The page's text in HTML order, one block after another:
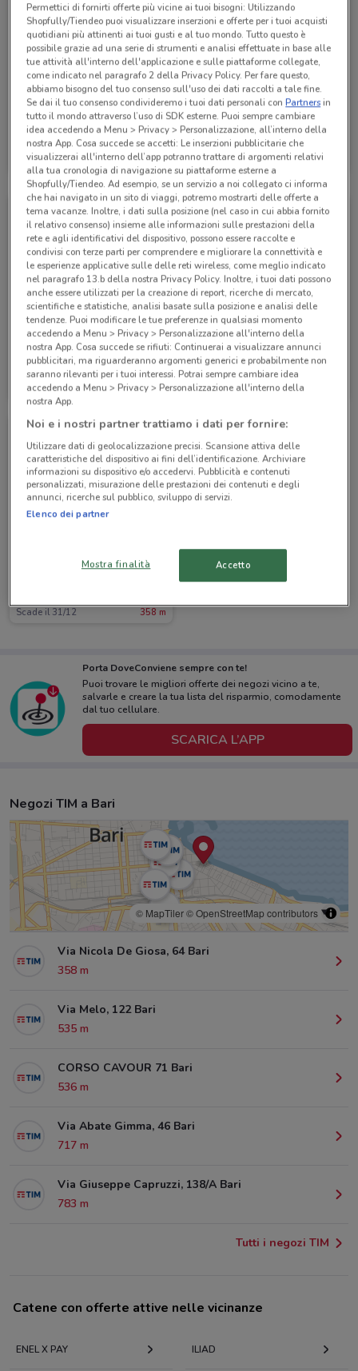
TIM
Scade il 30/08 358 m
TIM
Scade il 06/09 358 m
TIM
Scade il 30/08
Scade il 31/12 358 m
Porta DoveConviene sempre con te!
Puoi trovare le migliori offerte dei negozi vicino a te,
salvarle e creare la tua lista del risparmio, comodamente
dal tuo cellulare.
SCARICA L’APP
Negozi TIM a Bari
© MapTiler© OpenStreetMap contributors
Via Nicola De Giosa, 64 Bari
358 m
Via Melo, 122 Bari
535 m
CORSO CAVOUR 71 Bari
536 m
Via Abate Gimma, 46 Bari
717 m
Via Giuseppe Capruzzi, 138/A Bari
783 m
Tutti i negozi TIM
Catene con offerte attive nelle vicinanze
ENEL X PAY ILIAD
Permettici di fornirti offerte più vicine ai tuoi bisogni: Utilizzando
Shopfully/Tiendeo puoi visualizzare inserzioni e offerte per i tuoi acquisti
quotidiani più attinenti ai tuoi gusti e al tuo mondo. Tutto questo è
possibile grazie ad una serie di strumenti e analisi effettuate in base alle
tue attività all'interno dell'applicazione e sulle piattaforme collegate,
come indicato nel paragrafo 2 della Privacy Policy. Per fare questo,
abbiamo bisogno del tuo consenso sull'uso dei dati raccolti a tale fine.
Se dai il tuo consenso condivideremo i tuoi dati personali conPartnersin
tutto il mondo attraverso l’uso di SDK esterne. Puoi sempre cambiare
idea accedendo a Menu > Privacy > Personalizzazione, all’interno della
nostra App. Cosa succede se accetti: Le inserzioni pubblicitarie che
visualizzerai all'interno dell’app potranno trattare di argomenti relativi
alla tua cronologia di navigazione su piattaforme esterne a
Shopfully/Tiendeo. Ad esempio, se un servizio a noi collegato ci informa
che hai navigato in un sito di viaggi, potremo mostrarti delle offerte a
tema vacanze. Inoltre, i dati sulla posizione (nel caso in cui abbia fornito
il relativo consenso) insieme alle informazioni sulle prestazioni della
rete e agli identificativi del dispositivo, possono essere raccolte e
condivisi con terze parti per comprendere e migliorare la connettività e
le esperienze applicative sulle delle reti wireless, come meglio indicato
nel paragrafo 13.b della nostra Privacy Policy. Inoltre, i tuoi dati possono
anche essere utilizzati per la creazione di report, ricerche di mercato,
scientifiche e statistiche, analisi basate sulla posizione e analisi delle
tendenze. Puoi modificare le tue preferenze in qualsiasi momento
accedendo a Menu > Privacy > Personalizzazione all'interno della
nostra App. Cosa succede se rifiuti: Continuerai a visualizzare annunci
pubblicitari, ma riguarderanno argomenti generici e probabilmente non
saranno rilevanti per i tuoi interessi. Potrai sempre cambiare idea
accedendo a Menu > Privacy > Personalizzazione all'interno della
nostra App.
Noi e i nostri partner trattiamo i dati per fornire:
Utilizzare dati di geolocalizzazione precisi. Scansione attiva delle
caratteristiche del dispositivo ai fini dell’identificazione. Archiviare
informazioni su dispositivo e/o accedervi. Pubblicità e contenuti
personalizzati, misurazione delle prestazioni dei contenuti e degli
annunci, ricerche sul pubblico, sviluppo di servizi.
Elenco dei partner
Mostra finalità Accetto